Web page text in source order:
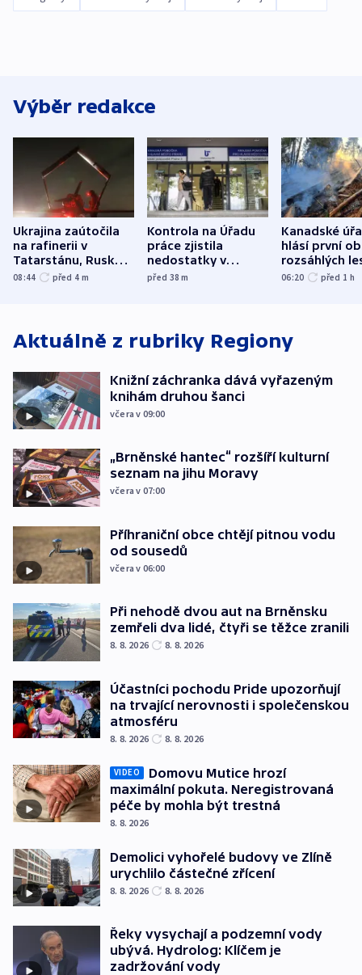
Výběr redakce
Ukrajina zaútočila
na rafinerii v
Tatarstánu, Rusko
udeřilo na Sumy a
08:44 před 4 m
Kontrola na Úřadu
práce zjistila
nedostatky v
účetnictví za 5,6
před 38m
Kanadské
hlásí první
rozsáhlých
požárů
06:20 před 1 h
Aktuálně z rubriky Regiony
Knižní záchranka dává vyřazeným
knihám druhou šanci
včera v 09:00
„Brněnské hantec“ rozšíří kulturní
seznam na jihu Moravy
včera v 07:00
Příhraniční obce chtějí pitnou vodu
od sousedů
včera v 06:00
Při nehodě dvou aut na Brněnsku
zemřeli dva lidé, čtyři se těžce zranili
8. 8. 2026 8. 8. 2026
Účastníci pochodu Pride upozorňují
na trvající nerovnosti i společenskou
atmosféru
8. 8. 2026 8. 8. 2026
VIDEO
Domovu Mutice hrozí
maximální pokuta. Neregistrovaná
péče by mohla být trestná
8. 8. 2026
Demolici vyhořelé budovy ve Zlíně
urychlilo částečné zřícení
8. 8. 2026 8. 8. 2026
Řeky vysychají a podzemní vody
ubývá. Hydrolog: Klíčem je
zadržování vody